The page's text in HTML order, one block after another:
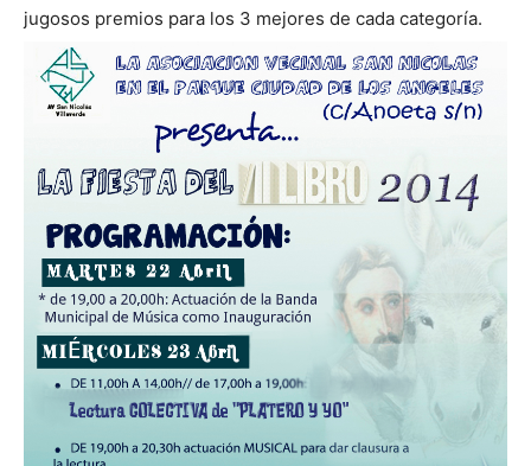
jugosos premios para los 3 mejores de cada categoría.